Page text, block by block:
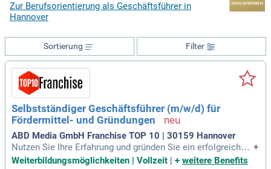
Zur Berufsorientierung als Geschäftsführer in
Hannover
Filter
Sortierung
Selbstständiger Geschäftsführer (m/w/d) für
Fördermittel- und Gründungen
ABD Media GmbH Franchise TOP 10 | 30159 Hannover
Nutzen Sie Ihre Erfahrung und gründen Sie ein erfolgreiches
Beratungsunternehmen im Bereich Gründungs- und Fördermi
+
Weiterbildungsmöglichkeiten | Vollzeit
+ weitere Benefits